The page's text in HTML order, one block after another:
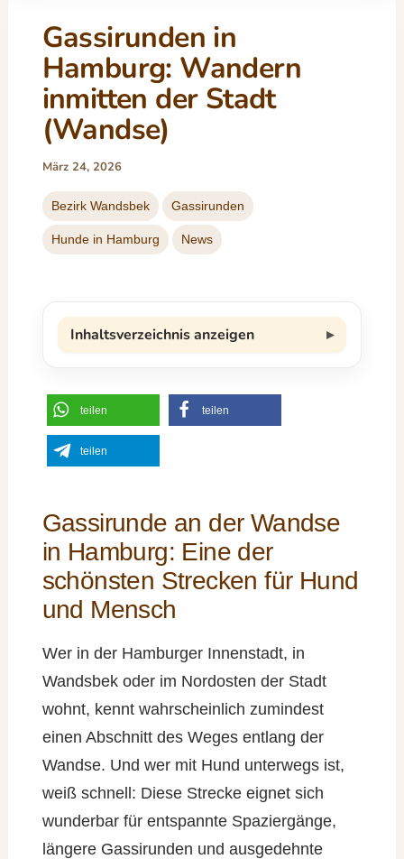
Gassirunden in
Hamburg: Wandern
inmitten der Stadt
(Wandse)
März 24, 2026
Bezirk Wandsbek Gassirunden
Hunde in Hamburg News
Inhaltsverzeichnis anzeigen
teilen teilen
teilen
Gassirunde an der Wandse
in Hamburg: Eine der
schönsten Strecken für Hund
und Mensch
Wer in der Hamburger Innenstadt, in
Wandsbek oder im Nordosten der Stadt
wohnt, kennt wahrscheinlich zumindest
einen Abschnitt des Weges entlang der
Wandse. Und wer mit Hund unterwegs ist,
weiß schnell: Diese Strecke eignet sich
wunderbar für entspannte Spaziergänge,
längere Gassirunden und ausgedehnte